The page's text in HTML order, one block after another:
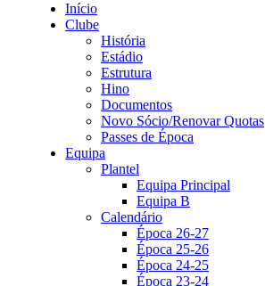
Início
Clube
História
Estádio
Estrutura
Hino
Documentos
Novo Sócio/Renovar Quotas
Passes de Época
Equipa
Plantel
Equipa Principal
Equipa B
Calendário
Época 26-27
Época 25-26
Época 24-25
Época 23-24